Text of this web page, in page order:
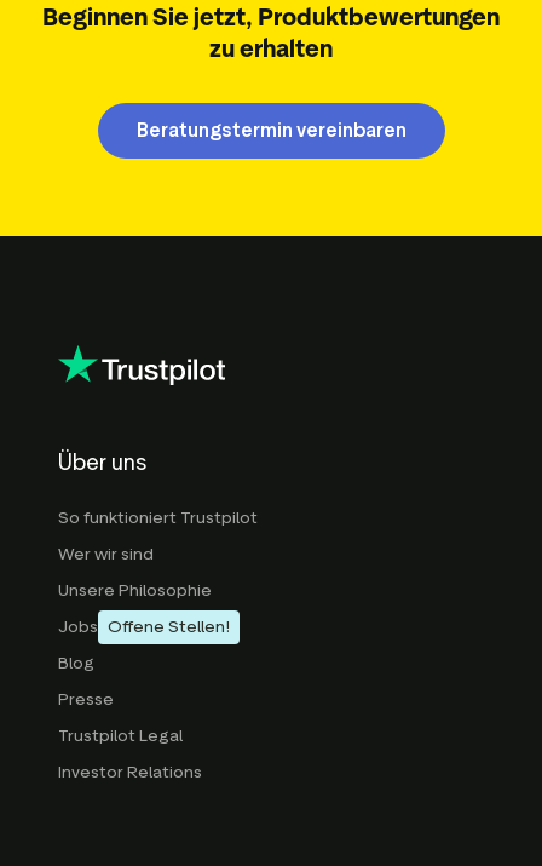
Beginnen Sie jetzt, Produktbewertungen
zu erhalten
Beratungstermin vereinbaren
Über uns
So funktioniert Trustpilot
Wer wir sind
Unsere Philosophie
Jobs Offene Stellen!
Blog
Presse
Trustpilot Legal
Investor Relations